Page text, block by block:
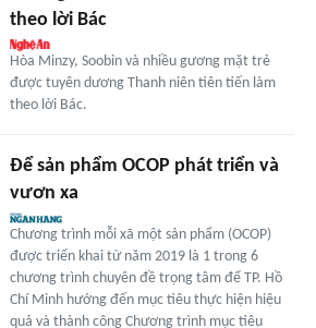
theo lời Bác
Hòa Minzy, Soobin và nhiều gương mặt trẻ
được tuyên dương Thanh niên tiên tiến làm
theo lời Bác.
Để sản phẩm OCOP phát triển và
vươn xa
Chương trình mỗi xã một sản phẩm (OCOP)
được triển khai từ năm 2019 là 1 trong 6
chương trình chuyên đề trọng tâm để TP. Hồ
Chí Minh hướng đến mục tiêu thực hiện hiệu
quả và thành công Chương trình mục tiêu